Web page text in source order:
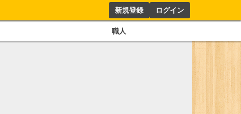
新規登録 ログイン
職人